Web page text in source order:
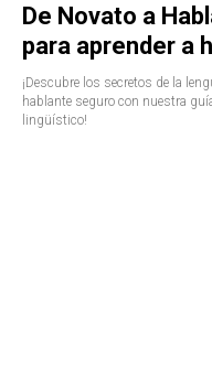
De Novato a
para aprender a
¡Descubre los secretos de la
hablante seguro con nuestra
lingüístico!